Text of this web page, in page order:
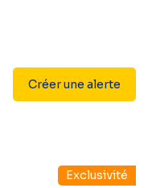
Créer une alerte
Exclusivité